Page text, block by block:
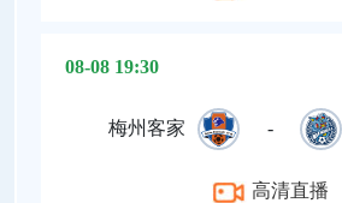
08-08 19:30
梅州客家 -
高清直播